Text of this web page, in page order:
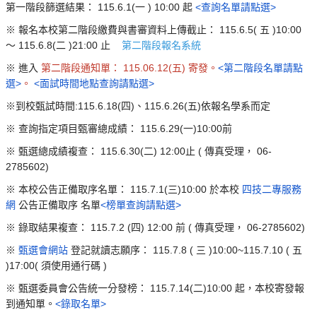
第一階段篩選結果：
115.6.1(一 ) 10:00 起<查詢名單請點選>
※ 報名本校第二階段繳費與書審資料上傳截止： 115.6.5( 五 )10:00
～ 115.6.8(二 )21:00 止
第二階段報名系統
※ 進入 第二階段通知單： 115.06.12(五) 寄發。<第二階段名單請點
選> 。 <面試時間地點查詢請點選>
※到校甄試時間:115.6.18(四)、115.6.26(五)依報名學系而定
※ 查詢指定項目甄審總成績：
115.6.29(一)10:00前
※ 甄選總成績複查： 115.6.30(二) 12:00止 ( 傳真受理， 06-
2785602)
※ 本校公告正備取序名單： 115.7.1(三)10:00 於本校 四技二專服務
網 公告正備取序名單<榜單查詢請點選>
※ 錄取結果複查： 115.7.2 (四) 12:00 前 ( 傳真受理， 06-2785602)
※ 甄選會網站 登記就讀志願序： 115.7.8 ( 三 )10:00~115.7.10 ( 五
)17:00( 須使用通行碼 )
※ 甄選委員會公告統一分發榜： 115.7.14(二)10:00 起，本校寄發報
到通知單。<錄取名單>